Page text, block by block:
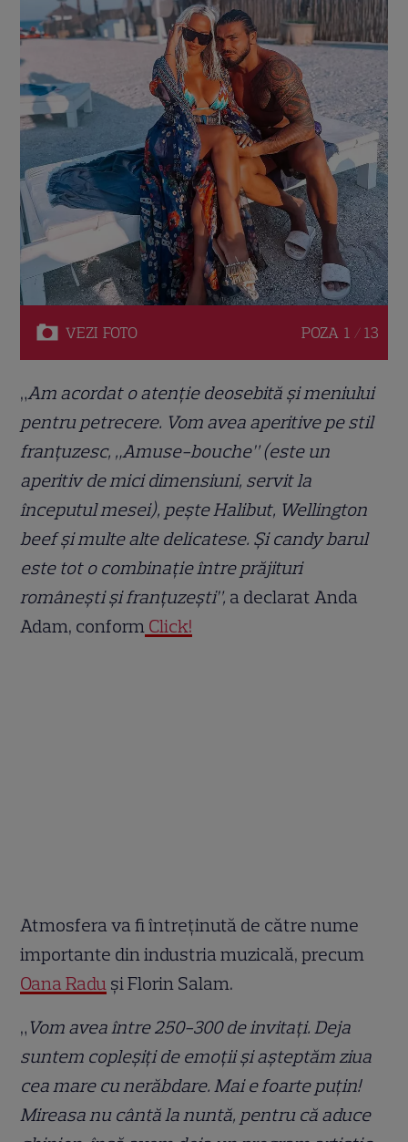
VEZI FOTO POZA 1 / 13
„Am acordat o atenție deosebită și meniului
pentru petrecere. Vom avea aperitive pe stil
franțuzesc, „Amuse-bouche” (este un
aperitiv de mici dimensiuni, servit la
începutul mesei), pește Halibut, Wellington
beef și multe alte delicatese. Și candy barul
este tot o combinație între prăjituri
românești și franțuzești”, a declarat Anda
Adam, conform Click!
Atmosfera va fi întreținută de către nume
importante din industria muzicală, precum
Oana Radu și Florin Salam.
„ Vom avea între 250-300 de invitați. Deja
suntem copleșiți de emoții și așteptăm ziua
cea mare cu nerăbdare. Mai e foarte puțin!
Mireasa nu cântă la nuntă, pentru că aduce